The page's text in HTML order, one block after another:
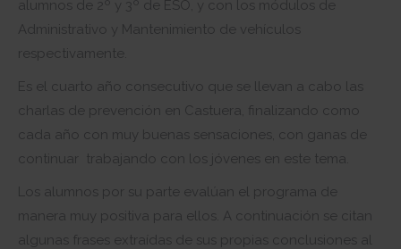
alumnos de 2º y 3º de ESO, y con los módulos de
Administrativo y Mantenimiento de vehículos
respectivamente.
Es el cuarto año consecutivo que se llevan a cabo las
charlas de prevención en Castuera, finalizando como
cada año con muy buenas sensaciones, con ganas de
continuar trabajando con los jóvenes en este tema.
Los alumnos por su parte evalúan el programa de
manera muy positiva para ellos. A continuación se citan
algunas frases extraídas de sus propias conclusiones al